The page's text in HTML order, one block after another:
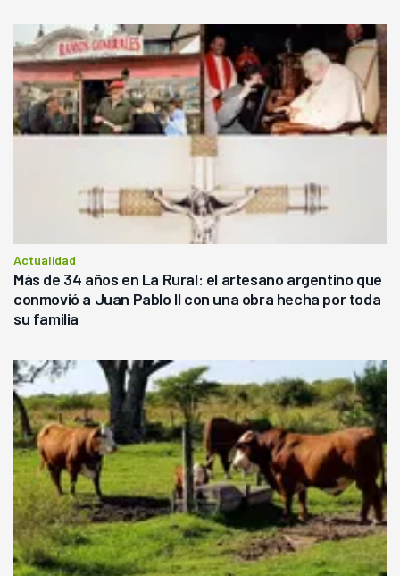
Actualidad
Más de 34 años en La Rural: el artesano argentino que
conmovió a Juan Pablo II con una obra hecha por toda
su familia